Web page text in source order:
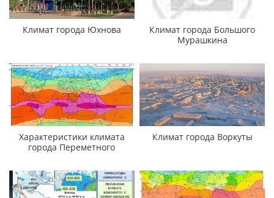
Климат города Юхнова
Климат города Большого
Мурашкина
Характеристики климата
города Переметного
Климат города Воркуты